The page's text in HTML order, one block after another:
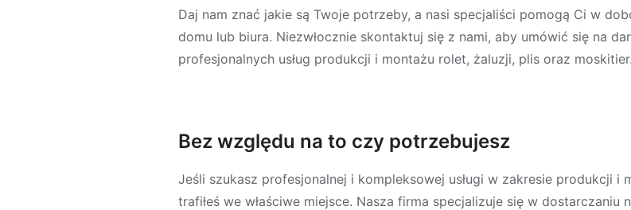
Daj nam znać jakie są Twoje potrzeby, a nasi specjaliści pomogą Ci w
domu lub biura. Niezwłocznie skontaktuj się z nami, aby umówić się na
profesjonalnych usług produkcji i montażu rolet, żaluzji, plis oraz moskitier.
Bez względu na to czy potrzebujesz
Jeśli szukasz profesjonalnej i kompleksowej usługi w zakresie produkcji i
trafiłeś we właściwe miejsce. Nasza firma specjalizuje się w